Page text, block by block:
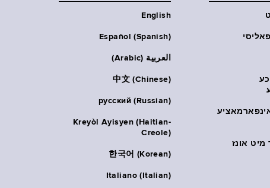
אינפארמאציע
מיט אונז
English
Español (Spanish)
العربية (Arabic)
中文 (Chinese)
русский (Russian)
Kreyòl Ayisyen (Haitian-
Creole)
한국어 (Korean)
Italiano (Italian)